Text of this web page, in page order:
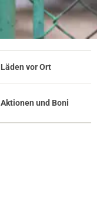
Läden vor Ort
Aktionen und Boni